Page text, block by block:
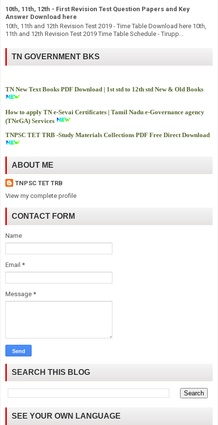
10th, 11th, 12th - First Revision Test Question Papers and Key
Answer Download here
10th, 11th and 12th Revision Test 2019 - Time Table Download here 10th,
11th and 12th Revision Test 2019 Time Table Schedule - Tirupp...
TN GOVERNMENT BKS
TN New Text Books PDF Download | 1st std to 12th std New & Old Books
How to apply TN e-Sevai Certificates | Tamil Nadu e-Governance agency
(TNeGA) Services
TNPSC TET TRB -Study Materials Collections PDF Free Direct Download
ABOUT ME
TNPSC TET TRB
View my complete profile
CONTACT FORM
Name
Email *
Message *
SEARCH THIS BLOG
SEE YOUR OWN LANGUAGE